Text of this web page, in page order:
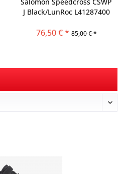
J Black/LunRoc L41287400
76,50 € * 85,00 € *